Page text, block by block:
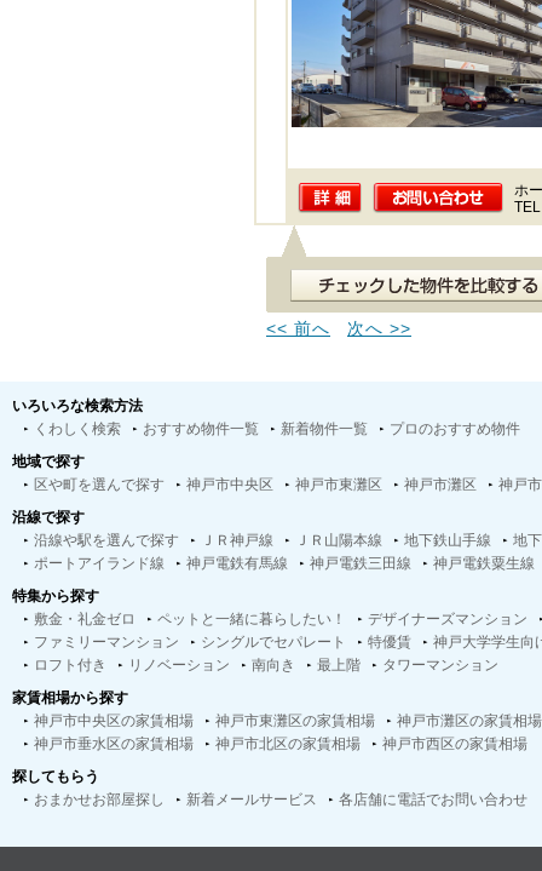
ホ
<< 前へ 次へ >>
いろいろな検索方法
くわしく検索
おすすめ物件一覧 新着物件一覧
プロのおすすめ物件
地域で探す
区や町を選んで探す
神戸市中央区 神戸市東灘区 神戸市灘区
神戸
沿線で探す
沿線や駅を選んで探す
ＪＲ神戸線 ＪＲ山陽本線 地下鉄山手線
地
ポートアイランド線
神戸電鉄有馬線 神戸電鉄三田線
神戸電鉄粟生線
特集から探す
敷金・礼金ゼロ
ペットと一緒に暮らしたい！
デザイナーズマンション
ファミリーマンション
シングルでセパレート 特優賃
神戸大学学生向
ロフト付き
リノベーション 南向き 最上階
タワーマンション
家賃相場から探す
神戸市中央区の家賃相場
神戸市東灘区の家賃相場
神戸市灘区の家賃相場
神戸市垂水区の家賃相場
神戸市北区の家賃相場
神戸市西区の家賃相場
探してもらう
おまかせお部屋探し
新着メールサービス 各店舗に電話でお問い合わせ